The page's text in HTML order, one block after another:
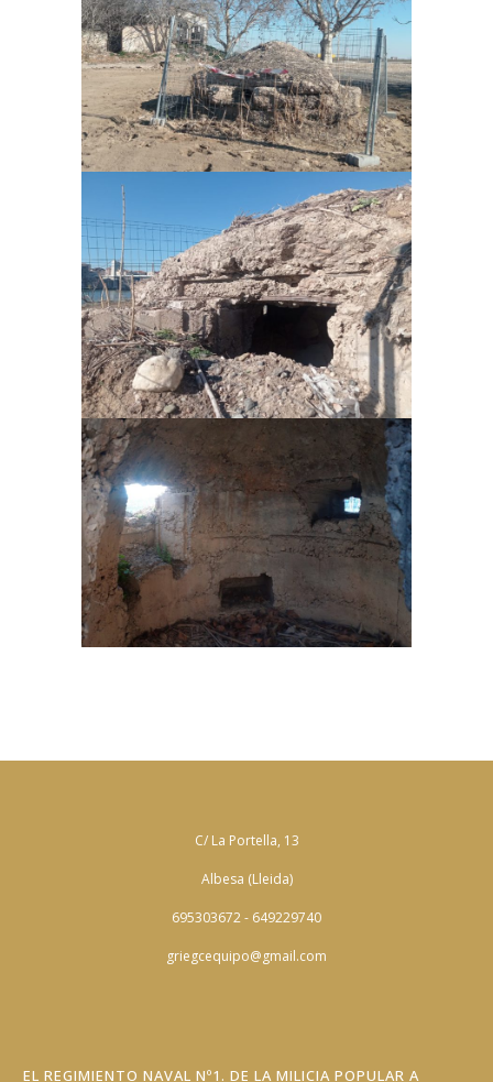
C/ La Portella, 13
Albesa (Lleida)
695303672 - 649229740
griegcequipo@gmail.com
EL REGIMIENTO NAVAL Nº1. DE LA MILICIA POPULAR A